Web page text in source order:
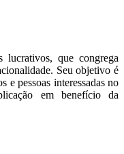
que congrega
Seu objetivo é
e pessoas interessadas no
em benefício da